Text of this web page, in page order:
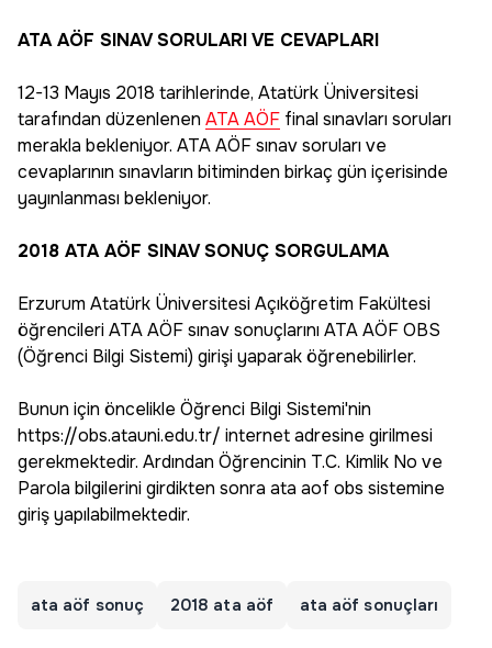
ATA AÖF SINAV SORULARI VE CEVAPLARI
12-13 Mayıs 2018 tarihlerinde, Atatürk Üniversitesi
tarafından düzenlenen ATA AÖF final sınavları soruları
merakla bekleniyor. ATA AÖF sınav soruları ve
cevaplarının sınavların bitiminden birkaç gün içerisinde
yayınlanması bekleniyor.
2018 ATA AÖF SINAV SONUÇ SORGULAMA
Erzurum Atatürk Üniversitesi Açıköğretim Fakültesi
öğrencileri ATA AÖF sınav sonuçlarını ATA AÖF OBS
(Öğrenci Bilgi Sistemi) girişi yaparak öğrenebilirler.
Bunun için öncelikle Öğrenci Bilgi Sistemi'nin
https://obs.atauni.edu.tr/ internet adresine girilmesi
gerekmektedir. Ardından Öğrencinin T.C. Kimlik No ve
Parola bilgilerini girdikten sonra ata aof obs sistemine
giriş yapılabilmektedir.
ata aöf sonuç 2018 ata aöf ata aöf sonuçları